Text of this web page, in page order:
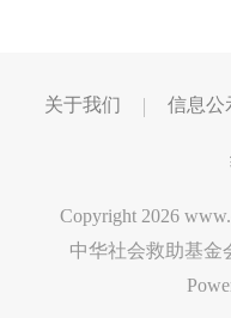
关于我们 信息公
Copyright 2026
中华社会救助基